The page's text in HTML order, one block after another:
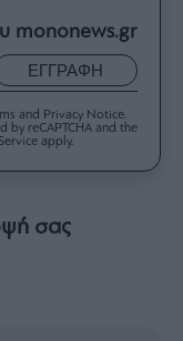
mononews.gr
ΕΓΓΡΑΦΗ
and Privacy Notice.
by reCAPTCHA and the
apply.
σας